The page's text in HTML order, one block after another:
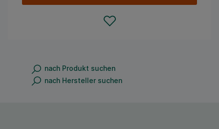
nach Produkt suchen
nach Hersteller suchen